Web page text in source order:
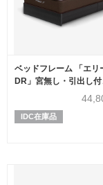
ベッドフレーム 「エリ
DR」宮無し・引出し
IDC在庫品